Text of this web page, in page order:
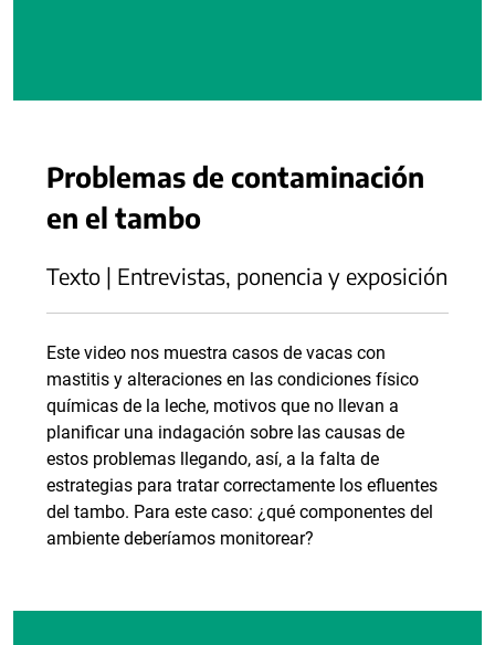
Problemas de contaminación
en el tambo
Texto | Entrevistas, ponencia y exposición
Este video nos muestra casos de vacas con
mastitis y alteraciones en las condiciones físico
químicas de la leche, motivos que no llevan a
planificar una indagación sobre las causas de
estos problemas llegando, así, a la falta de
estrategias para tratar correctamente los efluentes
del tambo. Para este caso: ¿qué componentes del
ambiente deberíamos monitorear?